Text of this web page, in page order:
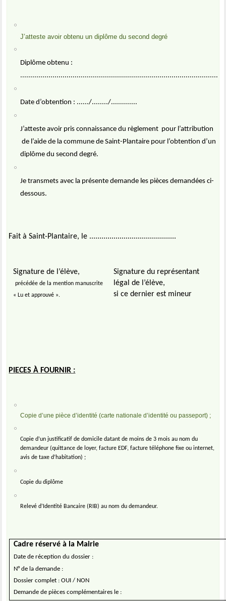
J’atteste avoir obtenu un diplôme du second degré
Diplôme obtenu :
Date d’obtention : ....../......../.............
J’atteste avoir pris connaissance du règlement pour l’attribution
de l’aide de la commune de Saint-Plantaire pour l’obtention d’un
diplôme du second degré.
Je transmets avec la présente demande les pièces demandées ci-
dessous.
Fait à Saint-Plantaire, le ...........................................
Signature de l’élève,
précédée de la mention manuscrite
« Lu et approuvé ».
Signature du représentant
légal de l’élève,
si ce dernier est mineur
PIECES À FOURNIR :
Copie d’une pièce d’identité (carte nationale d’identité ou passeport) ;
Copie d’un justificatif de domicile datant de moins de 3 mois au nom du
demandeur (quittance de loyer, facture EDF, facture téléphone fixe ou internet,
avis de taxe d’habitation) ;
Copie du diplôme
Relevé d’Identité Bancaire (RIB) au nom du demandeur.
Cadre réservé à la Mairie
Date de réception du dossier :
N° de la demande :
Dossier complet : OUI / NON
Demande de pièces complémentaires le :